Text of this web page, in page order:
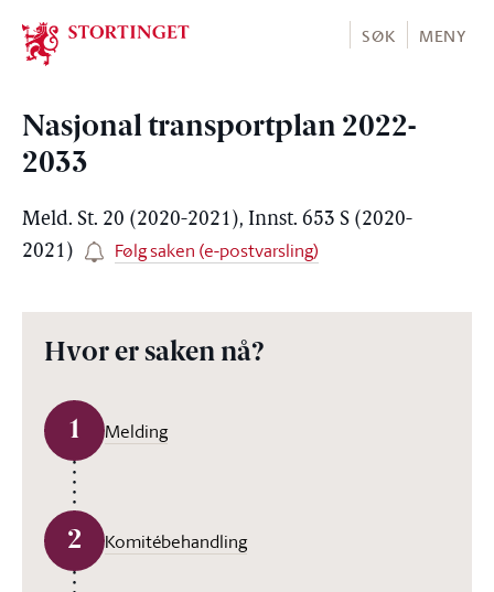
Stortinget.no
SØK MENY
Nasjonal transportplan 2022-
2033
Meld. St. 20 (2020-2021), Innst. 653 S (2020-
2021)
Følg saken (e-postvarsling)
Hvor er saken nå?
1 Melding
2 Komitébehandling